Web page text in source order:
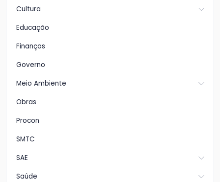
Cultura
Educação
Finanças
Governo
Meio Ambiente
Obras
Procon
SMTC
SAE
Saúde